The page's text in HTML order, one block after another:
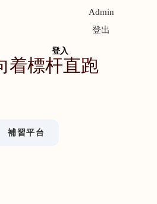
Admin
登出
登入
着標杆直跑
補習平台